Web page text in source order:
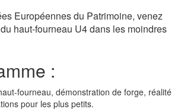
Européennes du Patrimoine, venez
haut-fourneau U4 dans les moindres
:
fourneau, démonstration de forge, réalité
pour les plus petits.